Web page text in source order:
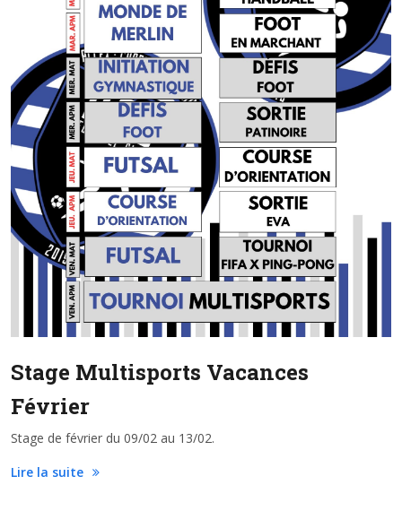
Stage Multisports Vacances
Février
Stage de février du 09/02 au 13/02.
Lire la suite